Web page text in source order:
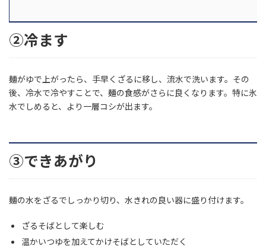
②冷ます
麺がゆで上がったら、手早くざるに移し、流水で洗います。その
後、冷水で冷やすことで、麺の食感がさらに良くなります。特に氷
水でしめると、より一層コシが出ます。
③できあがり
麺の水をざるでしっかり切り、水きれの良い器に盛り付けます。
ざるそばとして楽しむ
温かいつゆを加えてかけそばとしていただく